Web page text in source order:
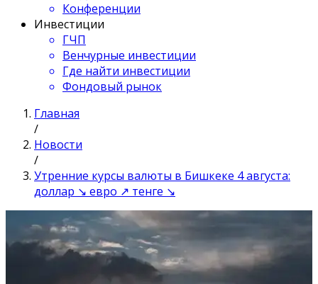
Конференции
Инвестиции
ГЧП
Венчурные инвестиции
Где найти инвестиции
Фондовый рынок
Главная
/
Новости
/
Утренние курсы валюты в Бишкеке 4 августа:
доллар ↘ евро ↗ тенге ↘